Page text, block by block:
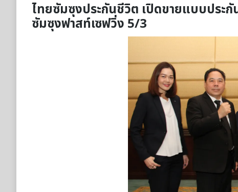
ไทยซัมซุงประกันชีวิต เปิดขายแบบประ
ซัมซุงฟาสท์เซฟวิ่ง 5/3